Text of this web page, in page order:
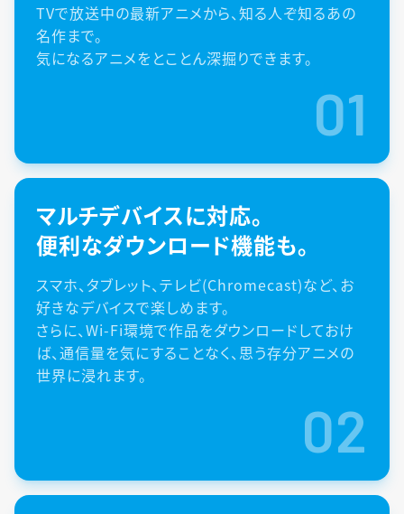
TVで放送中の最新アニメから、知る人ぞ知るあの
名作まで。
気になるアニメをとことん深掘りできます。
01
マルチデバイスに対応。
便利なダウンロード機能も。
スマホ、タブレット、テレビ(Chromecast)など、お
好きなデバイスで楽しめます。
さらに、Wi-Fi環境で作品をダウンロードしておけ
ば、通信量を気にすることなく、思う存分アニメの
世界に浸れます。
02